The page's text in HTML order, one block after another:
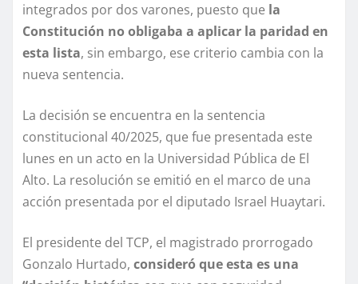
integrados por dos varones, puesto que la
Constitución no obligaba a aplicar la paridad en
esta lista, sin embargo, ese criterio cambia con la
nueva sentencia.
La decisión se encuentra en la sentencia
constitucional 40/2025, que fue presentada este
lunes en un acto en la Universidad Pública de El
Alto. La resolución se emitió en el marco de una
acción presentada por el diputado Israel Huaytari.
El presidente del TCP, el magistrado prorrogado
Gonzalo Hurtado, consideró que esta es una